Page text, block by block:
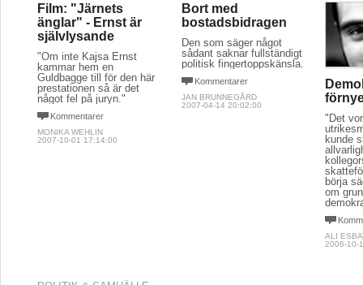
Film: "Järnets
änglar" - Ernst är
självlysande
"Om inte Kajsa Ernst
kammar hem en
Guldbagge till för den här
prestationen så är det
något fel på juryn."
Kommentarer
MONIKA WEHLIN
2007-10-01 17:14:00
Bort med
bostadsbidragen
Den som säger något
sådant saknar fullständigt
politisk fingertoppskänsla.
Kommentarer
JAN BRUNNEGÅRD
2007-04-14 20:02:00
"Det
kunde
börja
om
ALI
2006-10-